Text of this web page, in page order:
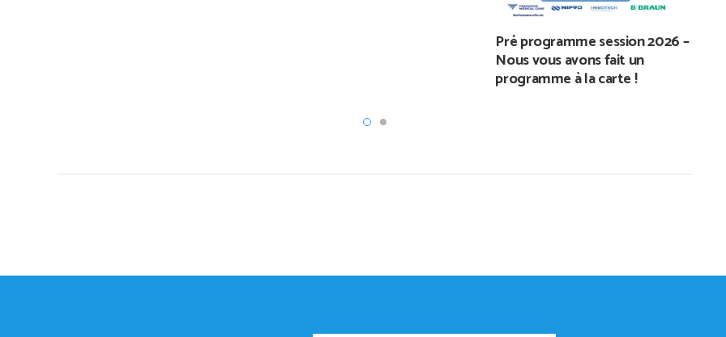
Pré programme session 2026 –
Nous vous avons fait un
programme à la carte !